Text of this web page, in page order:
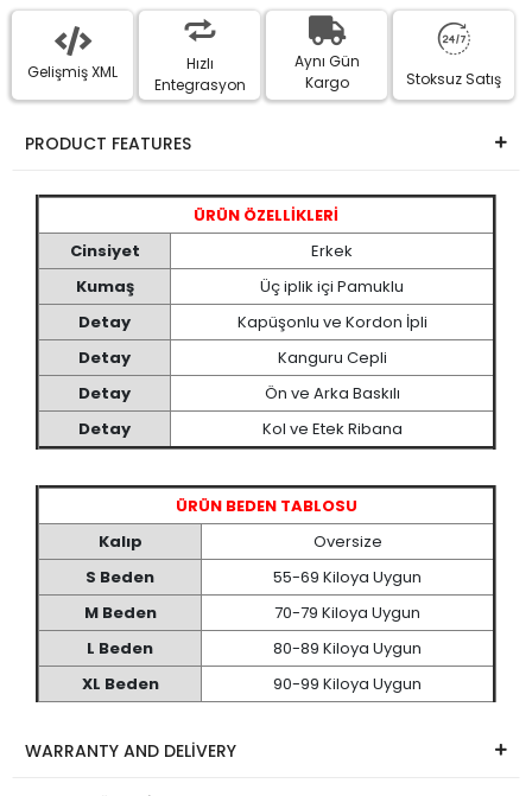
Gelişmiş XML
Hızlı
Entegrasyon
Aynı Gün
Kargo
Stoksuz Satış
PRODUCT FEATURES
ÜRÜN ÖZELLİKLERİ
Cinsiyet
Erkek
Kumaş
Üç iplik içi Pamuklu
Detay
Kapüşonlu ve Kordon İpli
Detay
Kanguru Cepli
Detay
Ön ve Arka Baskılı
Detay
Kol ve Etek Ribana
ÜRÜN BEDEN TABLOSU
Kalıp
Oversize
S Beden
55-69 Kiloya Uygun
M Beden
70-79 Kiloya Uygun
L Beden
80-89 Kiloya Uygun
XL Beden
90-99 Kiloya Uygun
WARRANTY AND DELİVERY